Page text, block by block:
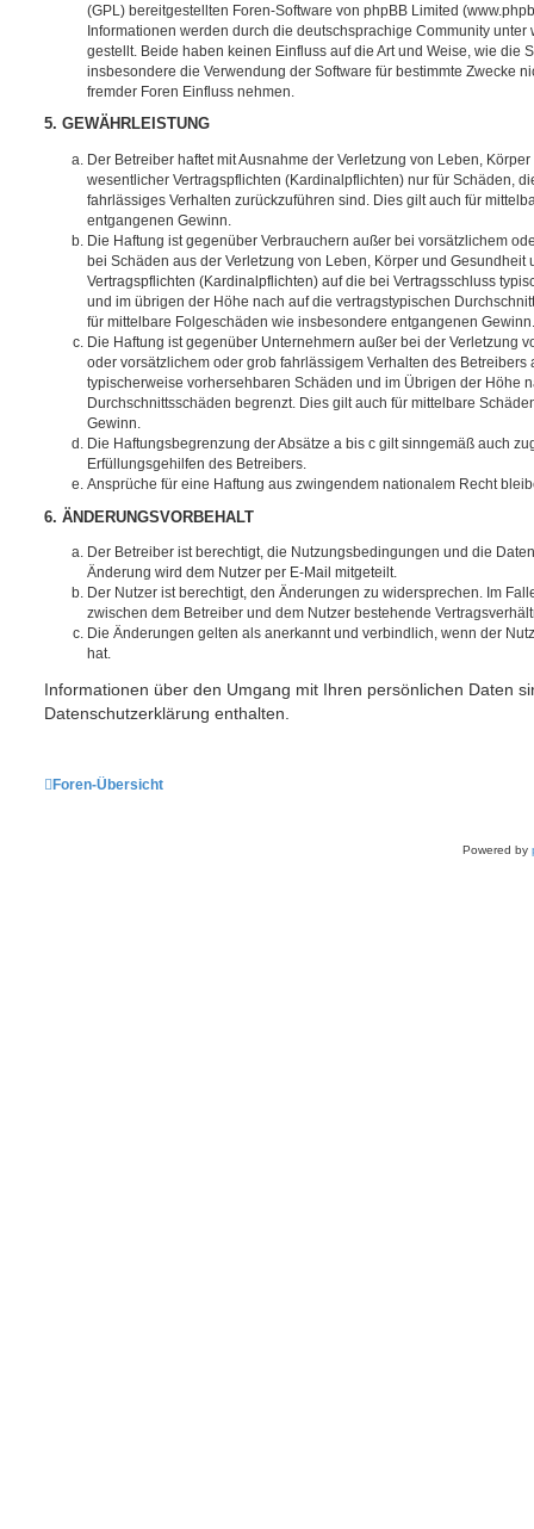
(GPL) bereitgestellten Foren-Software von phpBB Limited
Informationen werden durch die deutschsprachige Community unter
gestellt. Beide haben keinen Einfluss auf die Art und Weise, wie die
insbesondere die Verwendung der Software für bestimmte Zwecke
fremder Foren Einfluss nehmen.
5. GEWÄHRLEISTUNG
Der Betreiber haftet mit Ausnahme der Verletzung von Leben,
wesentlicher Vertragspflichten (Kardinalpflichten) nur für Schäden,
fahrlässiges Verhalten zurückzuführen sind. Dies gilt auch für
entgangenen Gewinn.
Die Haftung ist gegenüber Verbrauchern außer bei vorsätzlichem
bei Schäden aus der Verletzung von Leben, Körper und Gesundheit
Vertragspflichten (Kardinalpflichten) auf die bei Vertragsschluss
und im übrigen der Höhe nach auf die vertragstypischen
für mittelbare Folgeschäden wie insbesondere entgangenen Gewinn.
Die Haftung ist gegenüber Unternehmern außer bei der Verletzung
oder vorsätzlichem oder grob fahrlässigem Verhalten des Betreibers
typischerweise vorhersehbaren Schäden und im Übrigen der Höhe
Durchschnittsschäden begrenzt. Dies gilt auch für mittelbare
Gewinn.
Die Haftungsbegrenzung der Absätze a bis c gilt sinngemäß auch
Erfüllungsgehilfen des Betreibers.
Ansprüche für eine Haftung aus zwingendem nationalem Recht
6. ÄNDERUNGSVORBEHALT
Der Betreiber ist berechtigt, die Nutzungsbedingungen und die
Änderung wird dem Nutzer per E-Mail mitgeteilt.
Der Nutzer ist berechtigt, den Änderungen zu widersprechen. Im
zwischen dem Betreiber und dem Nutzer bestehende
Die Änderungen gelten als anerkannt und verbindlich, wenn der
hat.
Informationen über den Umgang mit Ihren persönlichen Daten
Datenschutzerklärung enthalten.
Foren-Übersicht
Powered by